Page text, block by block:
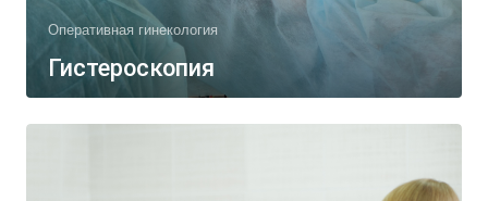
Оперативная гинекология
Гистероскопия